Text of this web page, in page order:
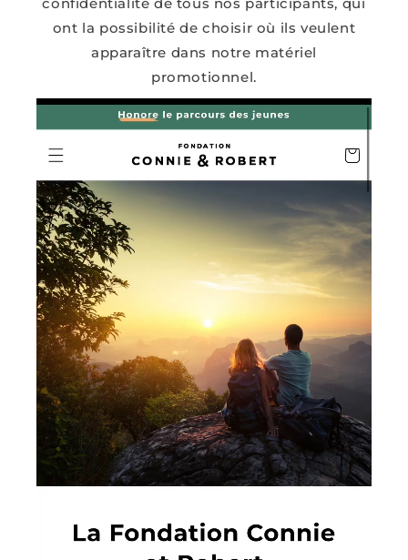
ont la possibilité de choisir où ils veulent
apparaître dans notre matériel
promotionnel.